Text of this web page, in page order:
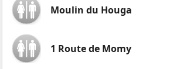
Moulin du Houga
1 Route de Momy